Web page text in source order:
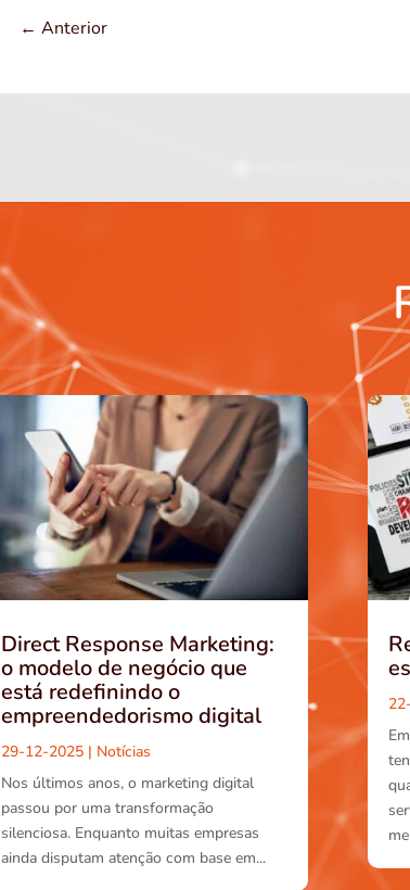
←Anterior
Direct Response Marketing:
o modelo de negócio que
está redefinindo o
empreendedorismo digital
29-12-2025 | Notícias
Nos últimos anos, o marketing digital
passou por uma transformação
silenciosa. Enquanto muitas empresas
ainda disputam atenção com base em...